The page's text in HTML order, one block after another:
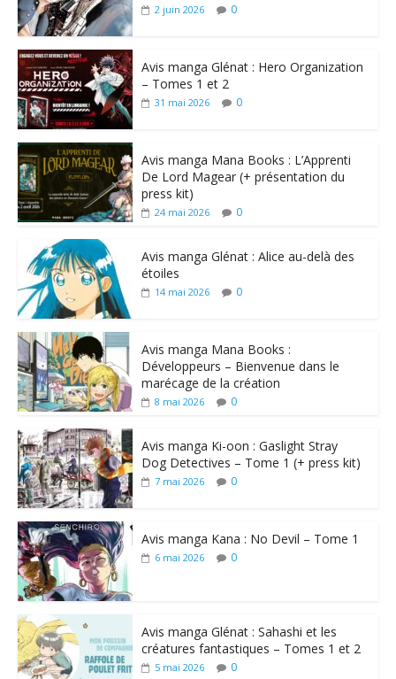
2 juin 2026 0
Avis manga Glénat : Hero Organization
– Tomes 1 et 2
31 mai 2026 0
Avis manga Mana Books : L’Apprenti
De Lord Magear (+ présentation du
press kit)
24 mai 2026 0
Avis manga Glénat : Alice au-delà des
étoiles
14 mai 2026 0
Avis manga Mana Books :
Développeurs – Bienvenue dans le
marécage de la création
8 mai 2026 0
Avis manga Ki-oon : Gaslight Stray
Dog Detectives – Tome 1 (+ press kit)
7 mai 2026 0
Avis manga Kana : No Devil – Tome 1
6 mai 2026 0
Avis manga Glénat : Sahashi et les
créatures fantastiques – Tomes 1 et 2
5 mai 2026 0